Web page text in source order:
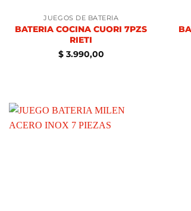
JUEGOS DE BATERÍA
BATERIA COCINA CUORI 7PZS
RIETI
$3.990,00